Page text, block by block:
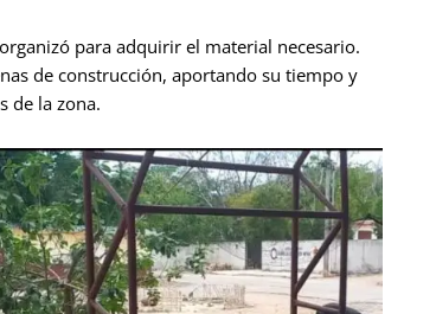
para adquirir el material necesario.
de construcción, aportando su tiempo y
de la zona.